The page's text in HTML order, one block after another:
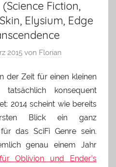
Fiction,
Elysium, Edge
2015 von Florian
der Zeit für einen kleinen
konsequent
2014 scheint wie bereits
Blick ein ganz
das SciFi Genre sein.
genau einem Jahr
Oblivion und Ender’s